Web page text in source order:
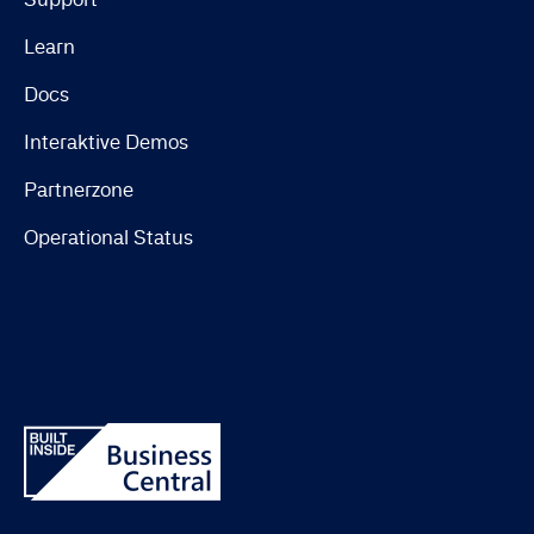
Learn
Docs
Interaktive Demos
Partnerzone
Operational Status